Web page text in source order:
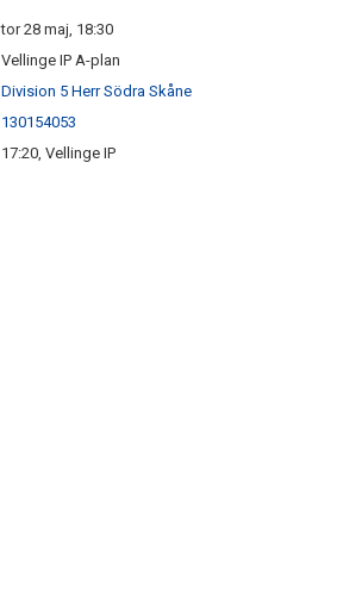
tor 28 maj, 18:30
Vellinge IP A-plan
Division 5 Herr Södra Skåne
130154053
17:20, Vellinge IP